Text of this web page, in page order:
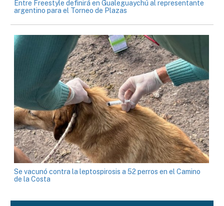
Entre Freestyle definirá en Gualeguaychú al representante
argentino para el Torneo de Plazas
Se vacunó contra la leptospirosis a 52 perros en el Camino
de la Costa